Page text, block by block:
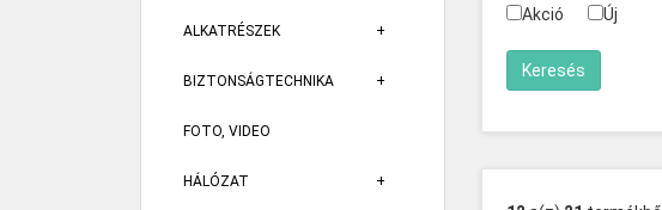
ALKATRÉSZEK
BIZTONSÁGTECHNIKA
FOTO, VIDEO
HÁLÓZAT
Akció Új